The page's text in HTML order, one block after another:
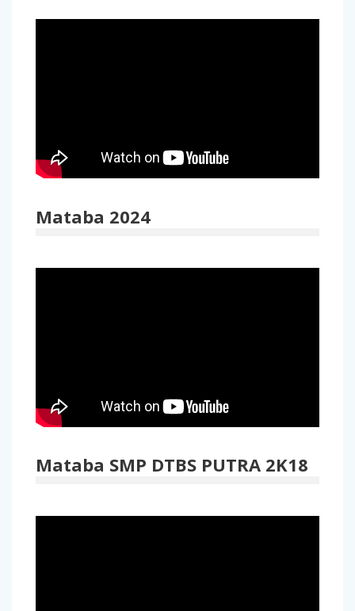
Mataba 2024
Mataba SMP DTBS PUTRA 2K18